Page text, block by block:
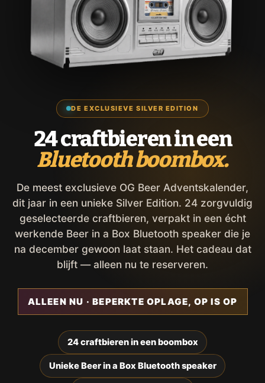
DE EXCLUSIEVE SILVER EDITION
24 craftbieren in een
Bluetooth boombox.
De meest exclusieve OG Beer Adventskalender,
dit jaar in een unieke Silver Edition. 24 zorgvuldig
geselecteerde craftbieren, verpakt in een écht
werkende Beer in a Box Bluetooth speaker die je
na december gewoon laat staan. Het cadeau dat
blijft — alleen nu te reserveren.
ALLEEN NU · BEPERKTE OPLAGE, OP IS OP
24 craftbieren in een boombox
Unieke Beer in a Box Bluetooth speaker